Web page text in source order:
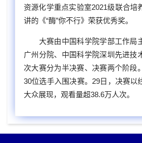
资源化学重点实验室2021级联合培
讲的《“酶”你不行》荣获优秀奖。
大赛由中国科学院学部工作局
广州分院、中国科学院深圳先进技
次大赛分为半决赛、决赛两个阶段
30位选手入围决赛。29日，决赛以
大众展现，观看量超38.6万人次。